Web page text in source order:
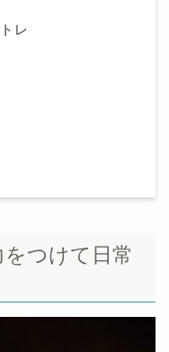
レ
つけて日常